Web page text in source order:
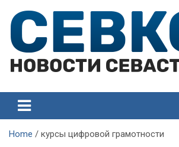
content
Севастополя
Севастополя
Home курсы цифровой грамотности